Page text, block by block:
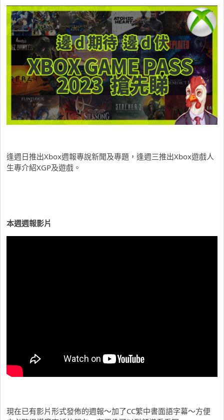
逢週日推出Xbox週報專說新聞及專題，逢週三推出Xbox遊戲人
生專介紹XGP及遊戲。
本週週報影片
現在已有影片形式發佈的週報～加了CC繁中書面語字幕～方便